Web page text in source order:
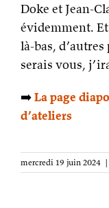
Doke et Jean-
évidemment.
là-bas,
serais vous,
➡️La page
d’ateliers
mercredi 19 juin 2024 |